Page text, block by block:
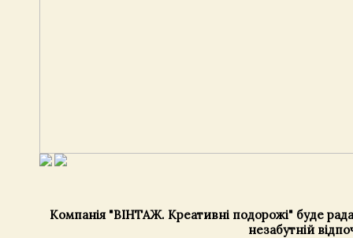
Компанія "ВІНТАЖ. Креативні подорожі" буде
незабутній